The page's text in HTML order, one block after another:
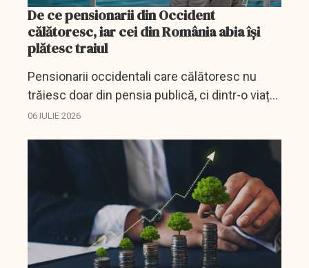
De ce pensionarii din Occident
călătoresc, iar cei din România abia își
plătesc traiul
Pensionarii occidentali care călătoresc nu
trăiesc doar din pensia publică, ci dintr-o viață
de salarii mai mari, economii, pensii private și
06 IULIE 2026